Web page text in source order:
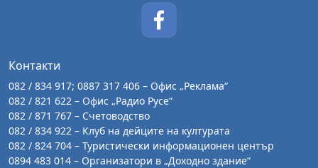
Контакти
082 / 834 917; 0887 317 406 – Офис „Реклама“
082 / 821 622 – Офис „Радио Русе“
082 / 871 767 – Счетоводство
082 / 834 922 – Клуб на дейците на културата
082 / 824 704 – Туристически информационен център
0894 483 014 – Организатори в „Доходно здание“